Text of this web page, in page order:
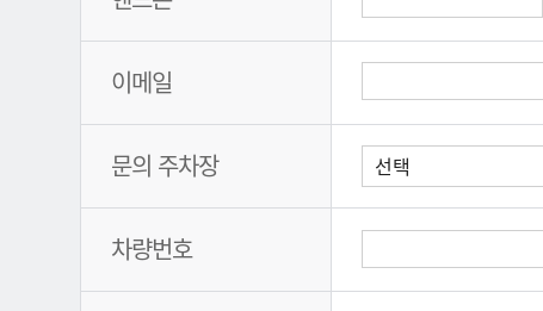
이메일
문의 주차장
차량번호